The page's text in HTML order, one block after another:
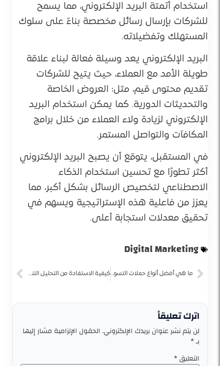
استخدام أتمتة البريد الإلكتروني، مما يسمح
للشركات بإرسال رسائل مخصصة بناءً على سلوك
المستهلك وتفضيلاته.
البريد الإلكتروني يعد وسيلة فعالة لبناء علاقة
طويلة الأمد مع العملاء، حيث يتيح للشركات
تقديم محتوى قيم، مثل: العروض الخاصة
والتحديثات الدورية. كما يمكن استخدام البريد
الإلكتروني لزيادة ولاء العملاء من خلال برامج
المكافآت والتواصل المستمر.
في المستقبل، يتوقع أن يصبح البريد الإلكتروني
أكثر تطورًا مع تحسين استخدام الذكاء
الاصطناعي لتخصيص الرسائل بشكل أكبر، مما
يعزز من فاعلية هذه الإستراتيجية ويسهم في
تحقيق معدلات استجابة أعلى.
Digital Marketing
ما هي أفضل أنواع حملات التسويق لتحقيق أهدافك بسهولة وفعالية؟ كيفية الاستفادة من التحليل التنافسي في استراتيجيات التسويق
اترك تعليقاً
لن يتم نشر عنوان بريدك الإلكتروني.الحقول الإلزامية مشار إليها
بـ*
التعليق*